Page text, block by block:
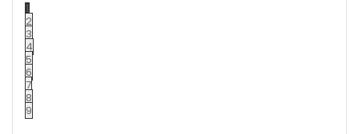
1
2
3
4
5
6
7
8
9